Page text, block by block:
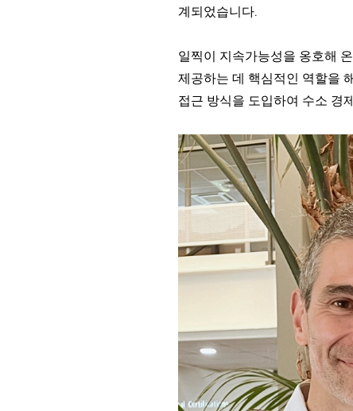
계되었습니다.
일찍이 지속가능성을 옹호해
제공하는 데 핵심적인 역할을
접근 방식을 도입하여 수소 경